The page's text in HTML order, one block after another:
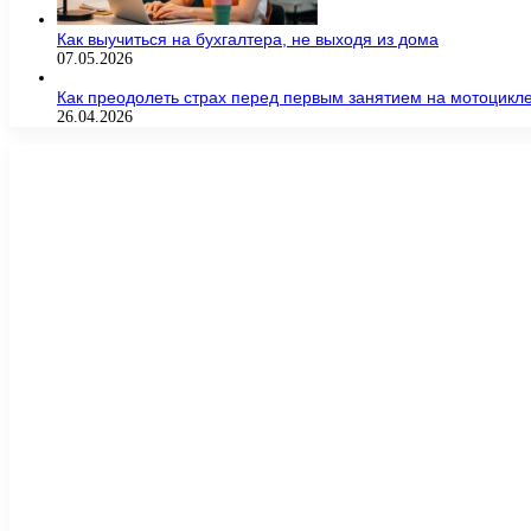
Как выучиться на бухгалтера, не выходя из дома
07.05.2026
Как преодолеть страх перед первым занятием на
26.04.2026